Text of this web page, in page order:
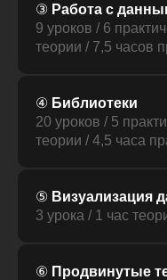
③ Работа с
9 уроков / 6
теории / 7,5 часов
④ Библиотеки
20 уроков / 5
теории / 4,5 часа
⑤ Визуализация
3 урока / 1 час
⑥ Продвинутые